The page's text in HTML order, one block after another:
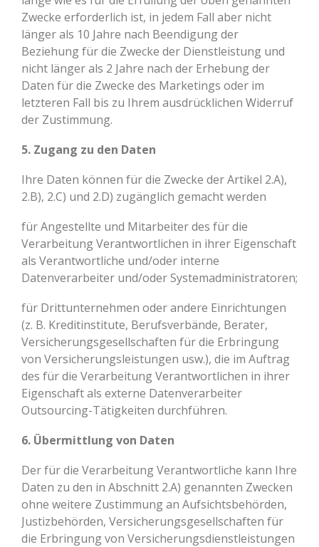
Zwecke erforderlich ist, in jedem Fall aber nicht
länger als 10 Jahre nach Beendigung der
Beziehung für die Zwecke der Dienstleistung und
nicht länger als 2 Jahre nach der Erhebung der
Daten für die Zwecke des Marketings oder im
letzteren Fall bis zu Ihrem ausdrücklichen Widerruf
der Zustimmung.
5. Zugang zu den Daten
Ihre Daten können für die Zwecke der Artikel 2.A),
2.B), 2.C) und 2.D) zugänglich gemacht werden
für Angestellte und Mitarbeiter des für die
Verarbeitung Verantwortlichen in ihrer Eigenschaft
als Verantwortliche und/oder interne
Datenverarbeiter und/oder Systemadministratoren;
für Drittunternehmen oder andere Einrichtungen
(z. B. Kreditinstitute, Berufsverbände, Berater,
Versicherungsgesellschaften für die Erbringung
von Versicherungsleistungen usw.), die im Auftrag
des für die Verarbeitung Verantwortlichen in ihrer
Eigenschaft als externe Datenverarbeiter
Outsourcing-Tätigkeiten durchführen.
6. Übermittlung von Daten
Der für die Verarbeitung Verantwortliche kann Ihre
Daten zu den in Abschnitt 2.A) genannten Zwecken
ohne weitere Zustimmung an Aufsichtsbehörden,
Justizbehörden, Versicherungsgesellschaften für
die Erbringung von Versicherungsdienstleistungen